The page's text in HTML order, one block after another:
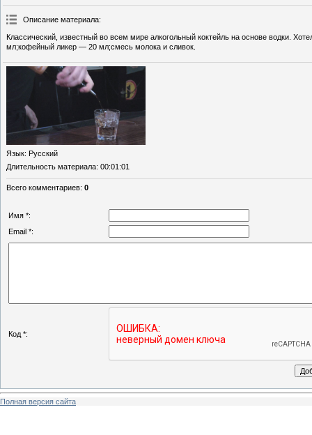
Описание материала:
Классический, известный во всем мире алкогольный коктейль на основе водки.
мл;кофейный ликер — 20 мл;смесь молока и сливок.
Язык: Русский
Длительность материала: 00:01:01
Всего комментариев: 0
Имя *:
Email *:
Код *:
Полная версия сайта